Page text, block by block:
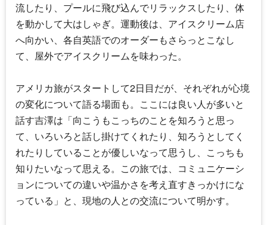
流したり、プールに飛び込んでリラックスしたり、体
を動かして大はしゃぎ。運動後は、アイスクリーム店
へ向かい、各自英語でのオーダーもさらっとこなし
て、屋外でアイスクリームを味わった。
アメリカ旅がスタートして2日目だが、それぞれが心境
の変化について語る場面も。ここには良い人が多いと
話す吉澤は「向こうもこっちのことを知ろうと思っ
て、いろいろと話し掛けてくれたり、知ろうとしてく
れたりしていることが優しいなって思うし、こっちも
知りたいなって思える。この旅では、コミュニケーシ
ョンについての違いや温かさを考え直すきっかけにな
っている」と、現地の人との交流について明かす。